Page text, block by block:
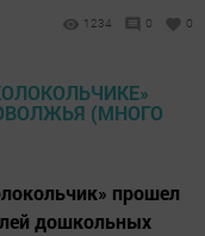
1234 0 0
прошел
дошкольных